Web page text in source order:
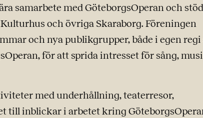
samarbete med GöteborgsOperan och
och övriga Skaraborg. Föreningen
och nya publikgrupper, både i egen regi
för att sprida intresset för sång,
med underhållning, teaterresor,
till inblickar i arbetet kring